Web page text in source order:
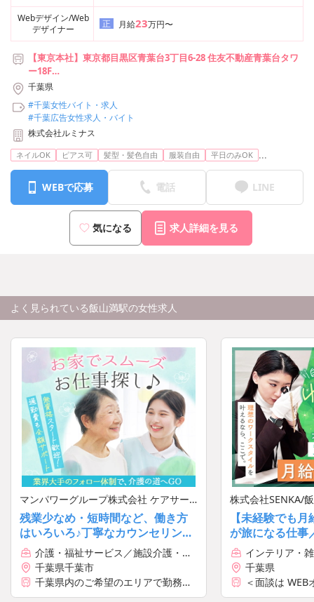
Webデザイン/Web
デザイナー
正 月給23万円〜
【東京本社】東京都目黒区青葉台3丁目6-28 住友不動産青葉台タワ
ー18F
【池袋支社】東京都豊島区池袋2-49-14 恩永メルヴェイユ 201号室
室
【名古屋支社】愛知県名古屋市中村区竹橋町15-16 ジュモール名駅
WEST 8F
【大阪支社】大阪府大阪市北区梅田3-3-20 明治安田生命大阪梅田ビ
ル23階
※上記から希望の勤務地で勤務可能です
千葉県
#千葉女性バイト・求人
#千葉広告女性求人・バイト
株式会社ルミナス
ネイルOK ピアス可 髪型・髪色自由 服装自由 平日のみOK ...
WEBで応募 電話 LINE
気になる 求人詳細を見る
よく見られている飯山満駅の女性求人
マンパワーグループ株式会社 ケアサー
ビス事業部
残業少なめ・短時間など、働き方
はいろいろ♪丁寧なカウンセリング
でミスマッチの心配いらず◎交通
費支給
介護・福祉サービス／施設介護・看
護
千葉県千葉市
千葉県内のご希望のエリアで勤務可
能
株式会社SENKA/
【未経験でも
が旅になる仕事
ティブ・賞与あ
スOK
インテリア・
千葉県
＜面談は WEB
にて行います＞